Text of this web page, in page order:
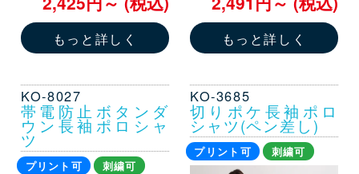
もっと詳しく もっと詳しく
KO-8027
帯電防止ボタンダ
ウン長袖ポロシャ
ツ
プリント可 刺繍可
KO-3685
切りポケ長袖ポロ
シャツ(ペン差し)
プリント可 刺繍可